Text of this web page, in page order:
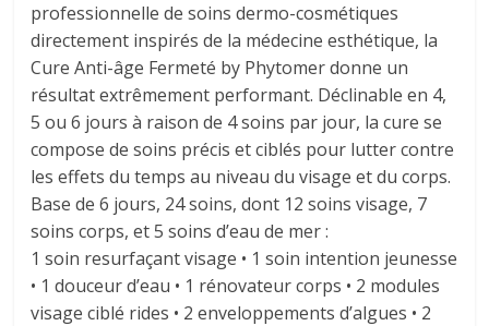
professionnelle de soins dermo-cosmétiques
directement inspirés de la médecine esthétique, la
Cure Anti-âge Fermeté by Phytomer donne un
résultat extrêmement performant. Déclinable en 4,
5 ou 6 jours à raison de 4 soins par jour, la cure se
compose de soins précis et ciblés pour lutter contre
les effets du temps au niveau du visage et du corps.
Base de 6 jours, 24 soins, dont 12 soins visage, 7
soins corps, et 5 soins d’eau de mer :
1 soin resurfaçant visage • 1 soin intention jeunesse
• 1 douceur d’eau • 1 rénovateur corps • 2 modules
visage ciblé rides • 2 enveloppements d’algues • 2